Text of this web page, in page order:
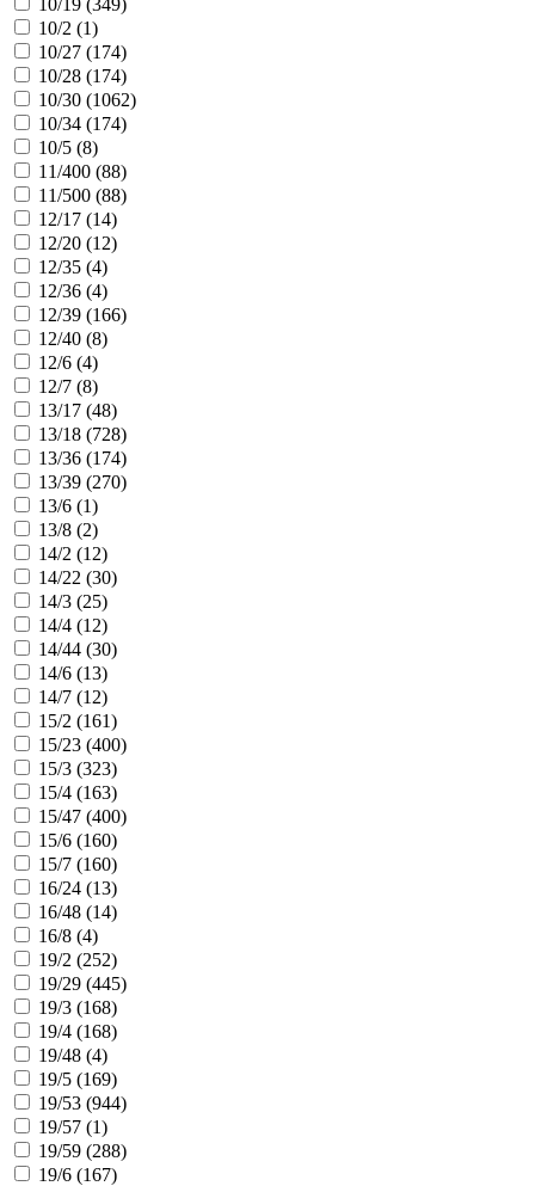
10/2 (1)
10/27 (174)
10/28 (174)
10/30 (1062)
10/34 (174)
10/5 (8)
11/400 (88)
11/500 (88)
12/17 (14)
12/20 (12)
12/35 (4)
12/36 (4)
12/39 (166)
12/40 (8)
12/6 (4)
12/7 (8)
13/17 (48)
13/18 (728)
13/36 (174)
13/39 (270)
13/6 (1)
13/8 (2)
14/2 (12)
14/22 (30)
14/3 (25)
14/4 (12)
14/44 (30)
14/6 (13)
14/7 (12)
15/2 (161)
15/23 (400)
15/3 (323)
15/4 (163)
15/47 (400)
15/6 (160)
15/7 (160)
16/24 (13)
16/48 (14)
16/8 (4)
19/2 (252)
19/29 (445)
19/3 (168)
19/4 (168)
19/48 (4)
19/5 (169)
19/53 (944)
19/57 (1)
19/59 (288)
19/6 (167)